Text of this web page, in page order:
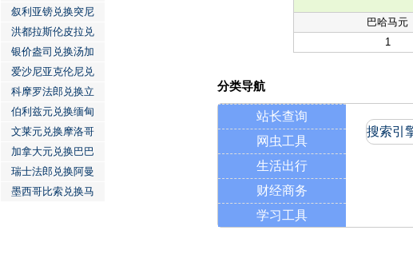
巴哈马元
1
叙利亚镑兑换突尼
洪都拉斯伦皮拉兑
银价盎司兑换汤加
爱沙尼亚克伦尼兑
科摩罗法郎兑换立
伯利兹元兑换缅甸
文莱元兑换摩洛哥
加拿大元兑换巴巴
瑞士法郎兑换阿曼
墨西哥比索兑换马
分类导航
站长查询
网虫工具
生活出行
财经商务
学习工具